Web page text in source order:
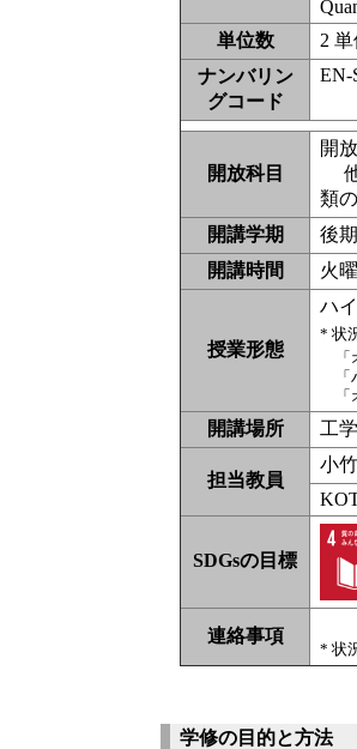
単位数
2 単
ナンバリン
グコード
EN-
開放科目
他
類
開講学期
後期
開講時間
火
授業形態
ハ
* 状
開講場所 工
担当教員
小
SDGsの目標
連絡事項
* 状
学修の目的と方法